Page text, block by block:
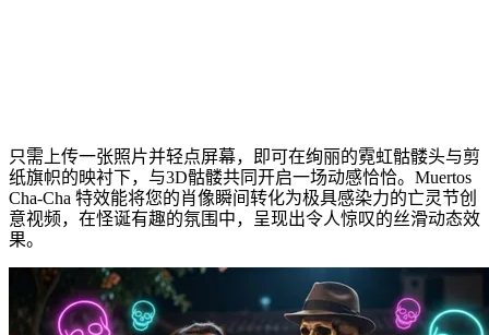
只需上传一张照片并轻点屏幕，即可在绚丽的霓虹骷髅头与剪
纸旗帜的映衬下，与3D骷髅共同开启一场动感恰恰。Muertos
Cha-Cha 特效能将您的肖像瞬间转化为极具感染力的亡灵节创
意视频，在怪诞有趣的氛围中，呈现出令人惊叹的丝滑动态效
果。